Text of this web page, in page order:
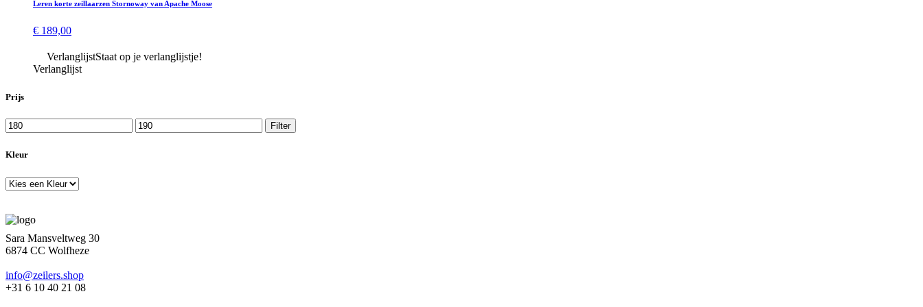
Leren korte zeillaarzen Stornoway van Apache Moose
€ 189,00
VerlanglijstStaat op je verlanglijstje!
Verlanglijst
Prijs
Min.
Max.
Filter
Kleur
Sara Mansveltweg 30
6874 CC Wolfheze
info@zeilers.shop
+31 6 10 40 21 08